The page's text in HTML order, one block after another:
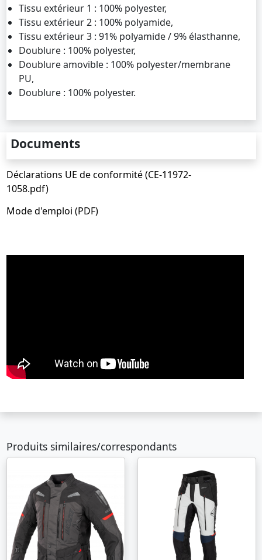
Tissu extérieur 1 : 100% polyester,
Tissu extérieur 2 : 100% polyamide,
Tissu extérieur 3 : 91% polyamide / 9% élasthanne,
Doublure : 100% polyester,
Doublure amovible : 100% polyester/membrane
PU,
Doublure : 100% polyester.
Documents
Déclarations UE de conformité (CE-11972-
1058.pdf)
Mode d'emploi (PDF)
Produits similaires/correspondants